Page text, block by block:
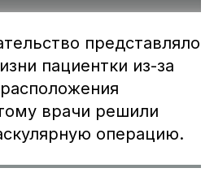
представляло
пациентки из-за
врачи решили
операцию.